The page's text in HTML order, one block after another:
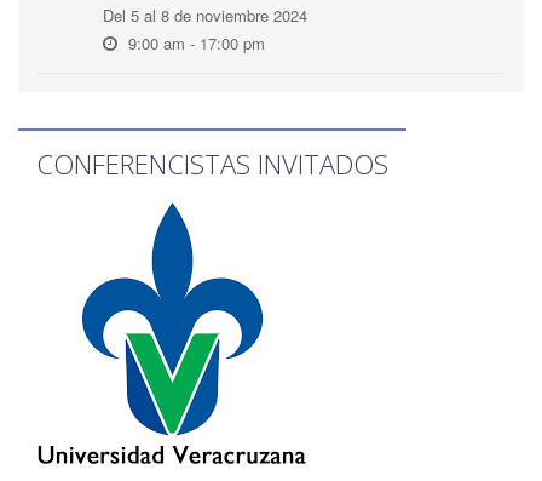
Del 5 al 8 de noviembre 2024
9:00 am - 17:00 pm
CONFERENCISTAS INVITADOS